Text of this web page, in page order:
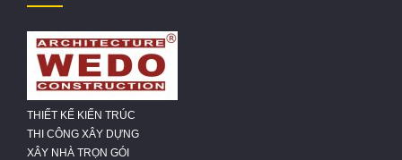
THIẾT KẾ KIẾN TRÚC
THI CÔNG XÂY DỰNG
XÂY NHÀ TRỌN GÓI